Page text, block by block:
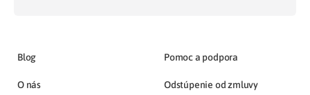
Blog
O nás
Pomoc a podpora
Odstúpenie od zmluvy